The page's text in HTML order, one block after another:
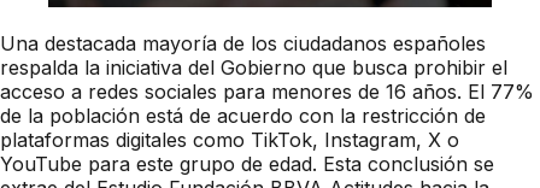
Una destacada mayoría de los ciudadanos españoles
respalda la iniciativa del Gobierno que busca prohibir el
acceso a redes sociales para menores de 16 años. El 77%
de la población está de acuerdo con la restricción de
plataformas digitales como TikTok, Instagram, X o
YouTube para este grupo de edad. Esta conclusión se